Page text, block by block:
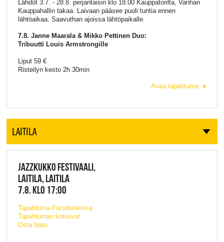
Lähdöt 3.7. - 28.8. perjantaisin klo 18.00 Kauppatorilta, Vanhan
Kauppahallin takaa. Laivaan pääsee puoli tuntia ennen
lähtöaikaa. Saavuthan ajoissa lähtöpaikalle.
7.8. Janne Maarala & Mikko Pettinen Duo:
Tribuutti Louis Armstrongille
Liput 59 €
Risteilyn kesto 2h 30min
Avaa tapahtuma
LAITILA
JAZZKUKKO FESTIVAALI,
LAITILA, LAITILA
7.8. KLO 17:00
Tapahtuma Facebookissa
Tapahtuman kotisivut
Osta lippu